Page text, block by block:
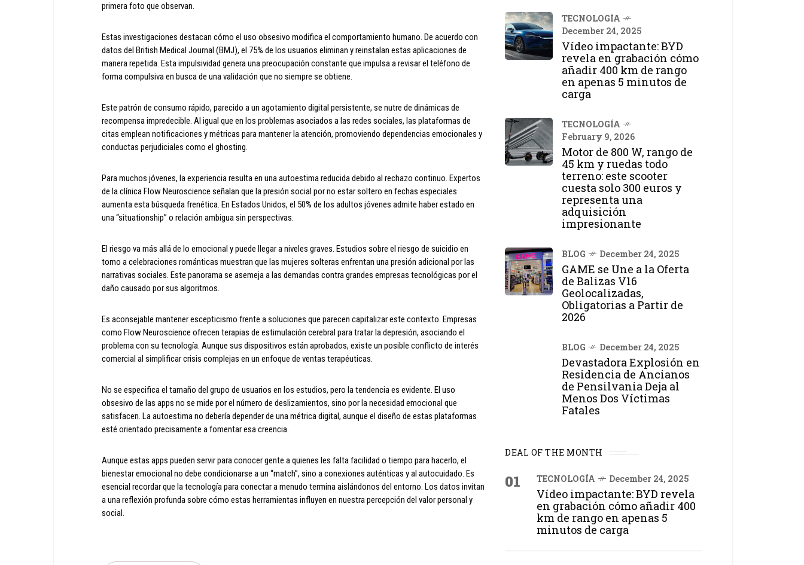
primera foto que observan.
Estas investigaciones destacan cómo el uso obsesivo modifica el comportamiento humano. De acuerdo con
datos del British Medical Journal (BMJ), el 75% de los usuarios eliminan y reinstalan estas aplicaciones de
manera repetida. Esta impulsividad genera una preocupación constante que impulsa a revisar el teléfono de
forma compulsiva en busca de una validación que no siempre se obtiene.
Este patrón de consumo rápido, parecido a un agotamiento digital persistente, se nutre de dinámicas de
recompensa impredecible. Al igual que en los problemas asociados a las redes sociales, las plataformas de
citas emplean notificaciones y métricas para mantener la atención, promoviendo dependencias emocionales y
conductas perjudiciales como el ghosting.
Para muchos jóvenes, la experiencia resulta en una autoestima reducida debido al rechazo continuo. Expertos
de la clínica Flow Neuroscience señalan que la presión social por no estar soltero en fechas especiales
aumenta esta búsqueda frenética. En Estados Unidos, el 50% de los adultos jóvenes admite haber estado en
una “situationship” o relación ambigua sin perspectivas.
El riesgo va más allá de lo emocional y puede llegar a niveles graves. Estudios sobre el riesgo de suicidio en
torno a celebraciones románticas muestran que las mujeres solteras enfrentan una presión adicional por las
narrativas sociales. Este panorama se asemeja a las demandas contra grandes empresas tecnológicas por el
daño causado por sus algoritmos.
Es aconsejable mantener escepticismo frente a soluciones que parecen capitalizar este contexto. Empresas
como Flow Neuroscience ofrecen terapias de estimulación cerebral para tratar la depresión, asociando el
problema con su tecnología. Aunque sus dispositivos están aprobados, existe un posible conflicto de interés
comercial al simplificar crisis complejas en un enfoque de ventas terapéuticas.
No se especifica el tamaño del grupo de usuarios en los estudios, pero la tendencia es evidente. El uso
obsesivo de las apps no se mide por el número de deslizamientos, sino por la necesidad emocional que
satisfacen. La autoestima no debería depender de una métrica digital, aunque el diseño de estas plataformas
esté orientado precisamente a fomentar esa creencia.
Aunque estas apps pueden servir para conocer gente a quienes les falta facilidad o tiempo para hacerlo, el
bienestar emocional no debe condicionarse a un “match”, sino a conexiones auténticas y al autocuidado. Es
esencial recordar que la tecnología para conectar a menudo termina aislándonos del entorno. Los datos invitan
a una reflexión profunda sobre cómo estas herramientas influyen en nuestra percepción del valor personal y
social.
TECNOLOGÍA
December 24, 2025
Vídeo impactante: BYD
revela en grabación cómo
añadir 400 km de rango
en apenas 5 minutos de
carga
TECNOLOGÍA
February 9, 2026
Motor de 800 W, rango de
45 km y ruedas todo
terreno: este scooter
cuesta solo 300 euros y
representa una
adquisición
impresionante
BLOG December 24, 2025
GAME se Une a la Oferta
de Balizas V16
Geolocalizadas,
Obligatorias a Partir de
2026
BLOG December 24, 2025
Devastadora Explosión en
Residencia de Ancianos
de Pensilvania Deja al
Menos Dos Víctimas
Fatales
DEAL OF THE MONTH
01 TECNOLOGÍA December 24, 2025
Vídeo impactante: BYD revela
en grabación cómo añadir 400
km de rango en apenas 5
minutos de carga